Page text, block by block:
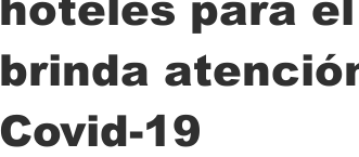
Regional Educación Ciencia
hoteles para
brinda
Covid-19